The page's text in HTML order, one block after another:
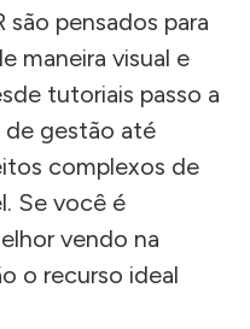
são pensados para
maneira visual e
tutoriais passo a
de gestão até
complexos de
Se você é
vendo na
o recurso ideal